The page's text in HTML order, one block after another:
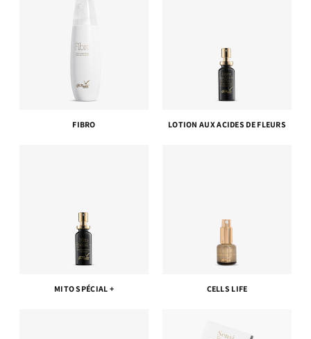
FIBRO LOTION AUX ACIDES DE FLEURS
MITO SPÉCIAL + CELLS LIFE